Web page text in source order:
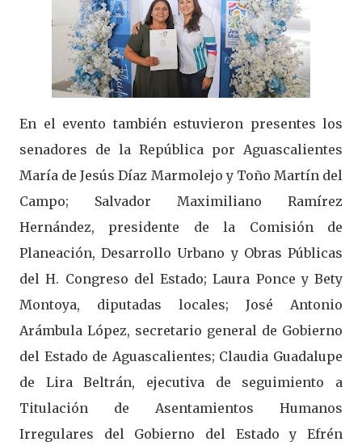
En el evento también estuvieron presentes los
senadores de la República por Aguascalientes
María de Jesús Díaz Marmolejo y Toño Martín del
Campo; Salvador Maximiliano Ramírez
Hernández, presidente de la Comisión de
Planeación, Desarrollo Urbano y Obras Públicas
del H. Congreso del Estado; Laura Ponce y Bety
Montoya, diputadas locales; José Antonio
Arámbula López, secretario general de Gobierno
del Estado de Aguascalientes; Claudia Guadalupe
de Lira Beltrán, ejecutiva de seguimiento a
Titulación de Asentamientos Humanos
Irregulares del Gobierno del Estado y Efrén